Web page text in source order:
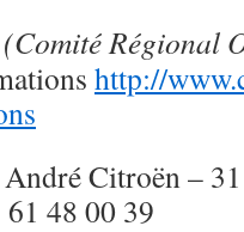
(Comité Régional
http://
André Citroën –
48 00 39